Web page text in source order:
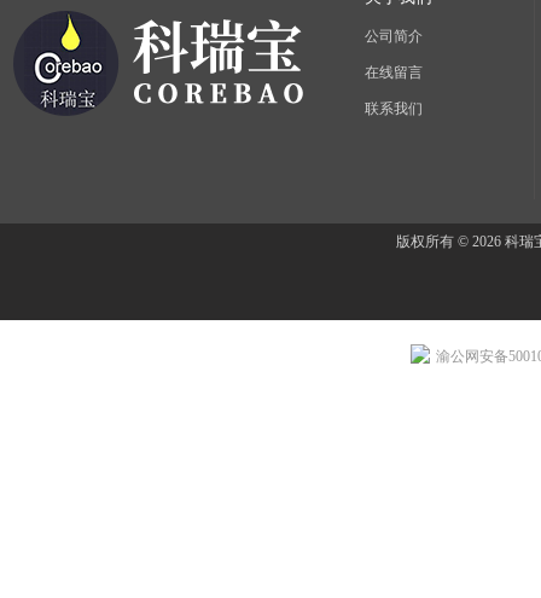
公司简介
在线留言
联系我们
版权所有 © 2026 科
渝公网安备